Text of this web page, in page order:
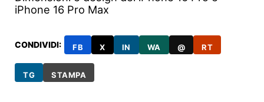
iPhone 16 Pro Max
CONDIVIDI: FB X IN WA @ RT
TG STAMPA